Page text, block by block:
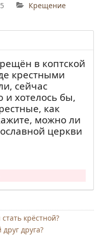
Крещение
в коптской
крестными
сейчас
и хотелось бы,
как
можно ли
церкви
крёстной?
друга?